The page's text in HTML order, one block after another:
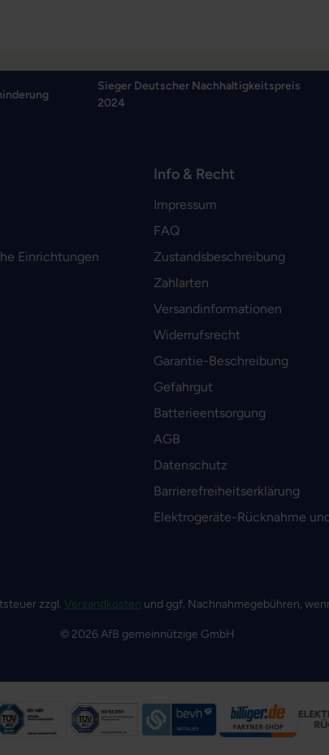
Sieger Deutscher Nachhaltigkeitspreis
2024
Einrichtungen
Info & Recht
Impressum
FAQ
Zustandsbeschreibung
Zahlarten
Versandinformationen
Widerrufsrecht
Garantie-Beschreibung
Gefahrgut
Batterieentsorgung
AGB
Datenschutz
Barrierefreiheitserklärung
Elektrogeräte-Rücknahme
zzgl. Versandkosten und ggf. Nachnahmegebühren,
© 2026 AfB gemeinnützige GmbH